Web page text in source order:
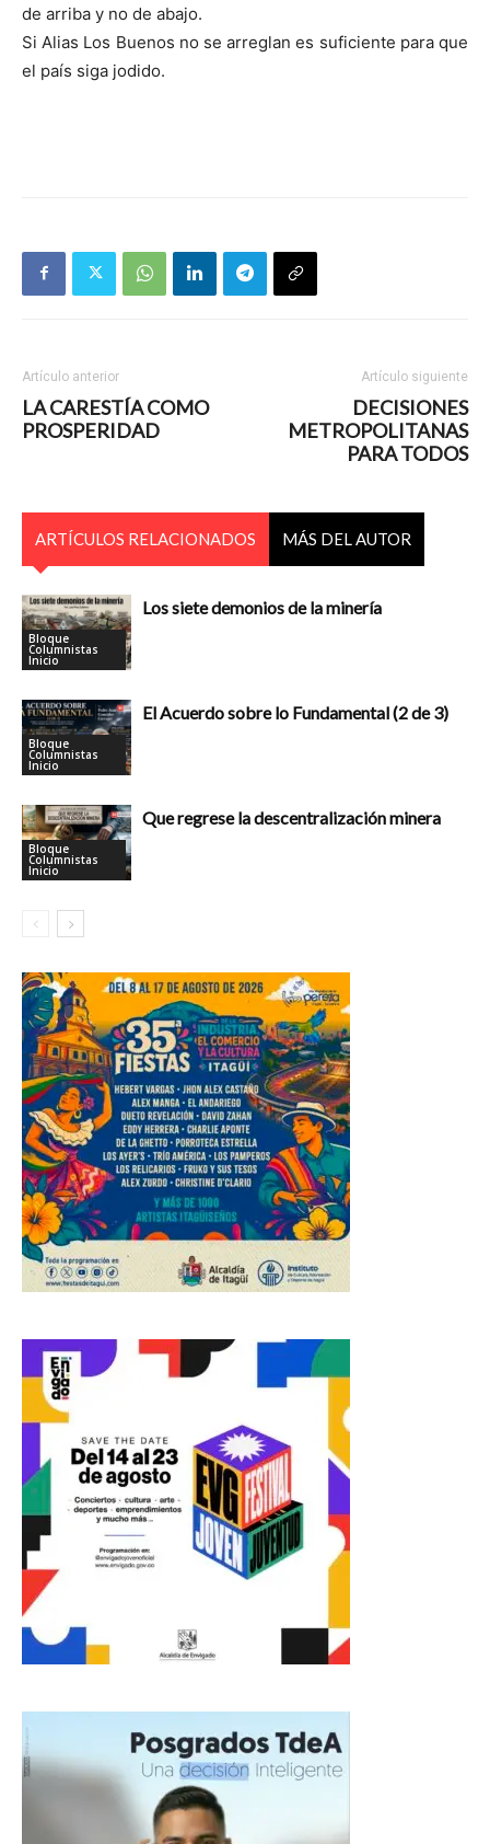
de arriba y no de abajo.
Si Alias Los Buenos no se arreglan es suficiente para que
el país siga jodido.
Artículo anterior
LA CARESTÍA COMO
PROSPERIDAD
Artículo siguiente
DECISIONES
METROPOLITANAS
PARA TODOS
ARTÍCULOS RELACIONADOS MÁS DEL AUTOR
Bloque
Columnistas
Inicio
Los siete demonios de la minería
Bloque
Columnistas
Inicio
El Acuerdo sobre lo Fundamental (2 de 3)
Bloque
Columnistas
Inicio
Que regrese la descentralización minera